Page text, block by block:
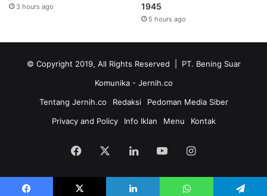
3 hours ago
1945
5 hours ago
© Copyright 2019, All Rights Reserved | PT. Bening Suar
Komunika - Jernih.co
Tentang Jernih.co
Redaksi
Pedoman Media Siber
Privacy and Policy
Info Iklan Menu Kontak
Facebook LinkedInYouTubeInstagram